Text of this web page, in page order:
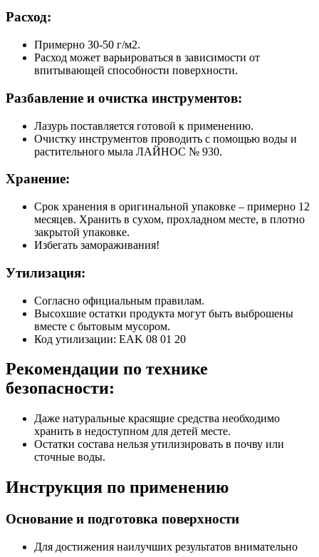
Расход:
Примерно 30-50 г/м2.
Расход может варьироваться в зависимости от
впитывающей способности поверхности.
Разбавление и очистка инструментов:
Лазурь поставляется готовой к применению.
Очистку инструментов проводить с помощью воды и
растительного мыла ЛАЙНОС № 930.
Хранение:
Срок хранения в оригинальной упаковке – примерно 12
месяцев. Хранить в сухом, прохладном месте, в плотно
закрытой упаковке.
Избегать замораживания!
Утилизация:
Согласно официальным правилам.
Высохшие остатки продукта могут быть выброшены
вместе с бытовым мусором.
Код утилизации: EAK 08 01 20
Рекомендации по технике
безопасности:
Даже натуральные красящие средства необходимо
хранить в недоступном для детей месте.
Остатки состава нельзя утилизировать в почву или
сточные воды.
Инструкция по применению
Основание и подготовка поверхности
Для достижения наилучших результатов внимательно